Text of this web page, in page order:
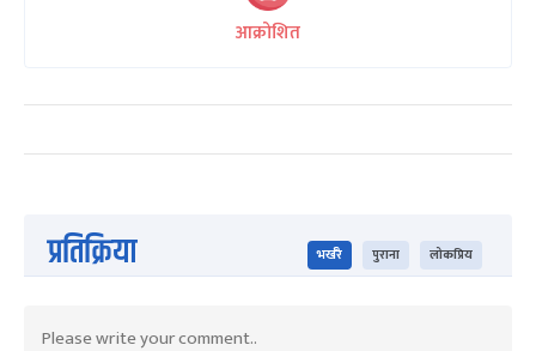
आक्रोशित
प्रतिक्रिया भर्खरै पुराना लोकप्रिय